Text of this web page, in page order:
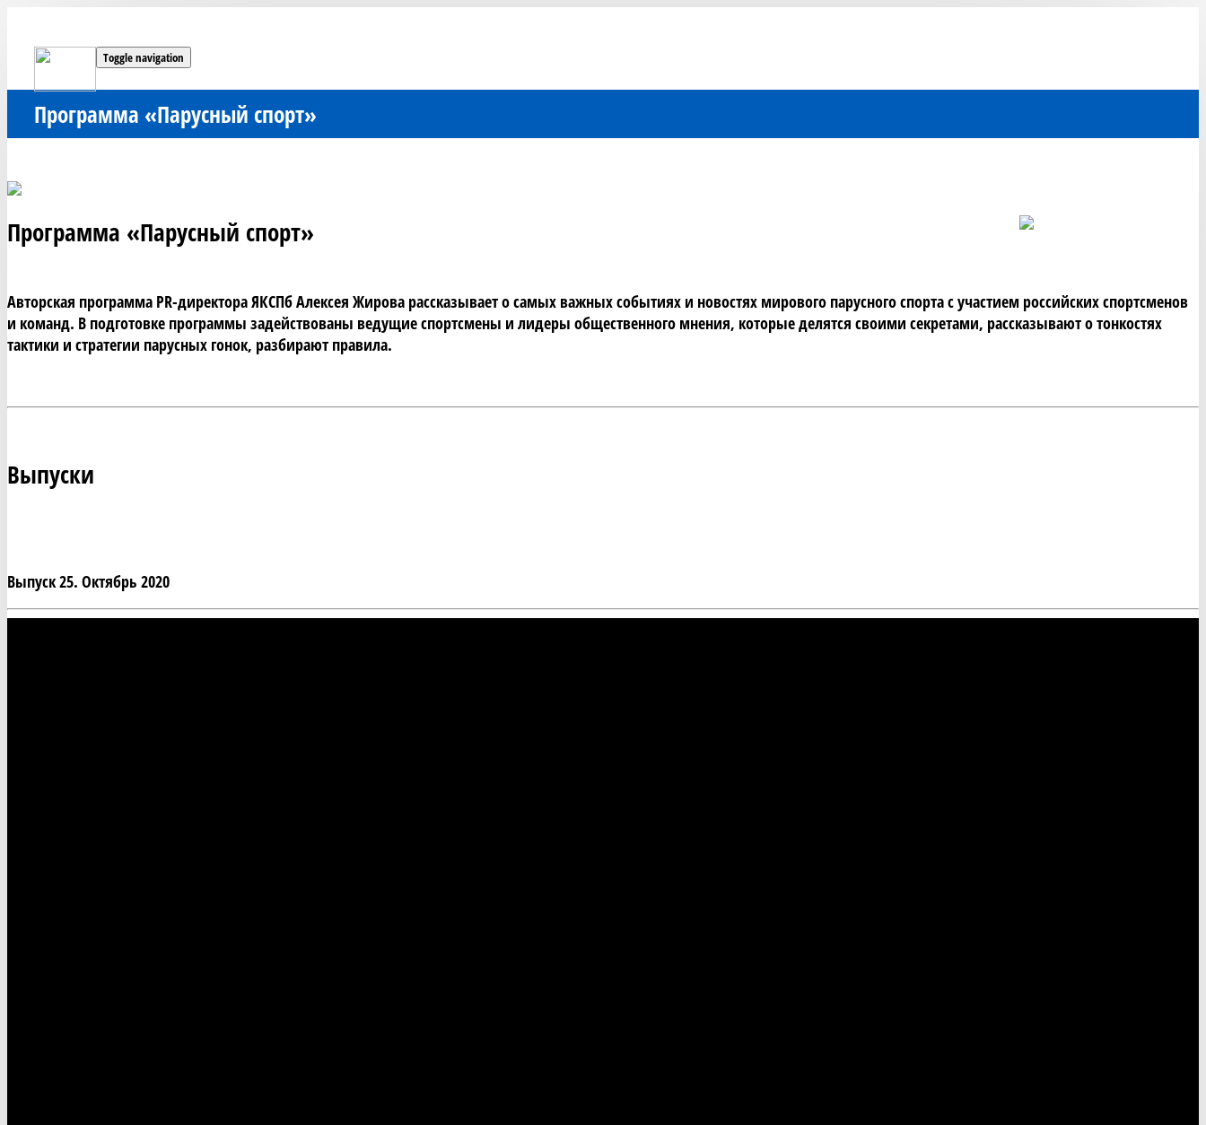
Toggle navigation
Программа «Парусный спорт»
Программа «Парусный спорт»
Авторская программа PR-директора ЯКСПб Алексея Жирова рассказывает о самых важных событиях и новостях мирового парусного спорта с участием российских спортсменов
и команд. В подготовке программы задействованы ведущие спортсмены и лидеры общественного мнения, которые делятся своими секретами, рассказывают о тонкостях
тактики и стратегии парусных гонок, разбирают правила.
Выпуски
Выпуск 25. Октябрь 2020